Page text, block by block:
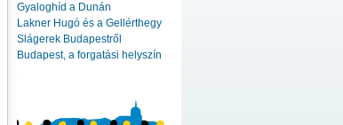
Gyaloghíd a Dunán
Lakner Hugó és a Gellérthegy
Slágerek Budapestről
Budapest, a forgatási helyszín